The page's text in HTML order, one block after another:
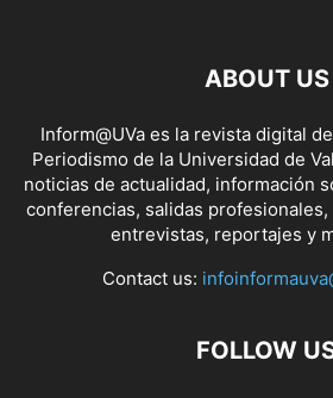
ABOUT US
Inform@UVa es la revista digital
Periodismo de la Universidad de
noticias de actualidad, información
conferencias, salidas
entrevistas, reportajes y
Contact us:
FOLLOW